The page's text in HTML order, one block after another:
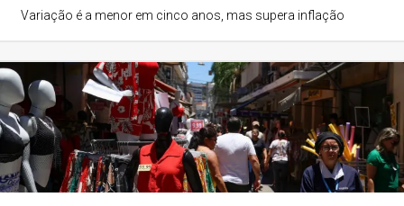
Variação é a menor em cinco anos, mas supera inflação